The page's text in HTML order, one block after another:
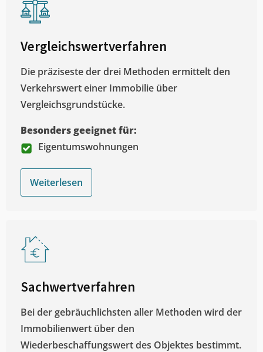
Vergleichswertverfahren
Die präziseste der drei Methoden ermittelt den
Verkehrswert einer Immobilie über
Vergleichsgrundstücke.
Besonders geeignet für:
Eigentumswohnungen
Weiterlesen
Sachwertverfahren
Bei der gebräuchlichsten aller Methoden wird der
Immobilienwert über den
Wiederbeschaffungswert des Objektes bestimmt.